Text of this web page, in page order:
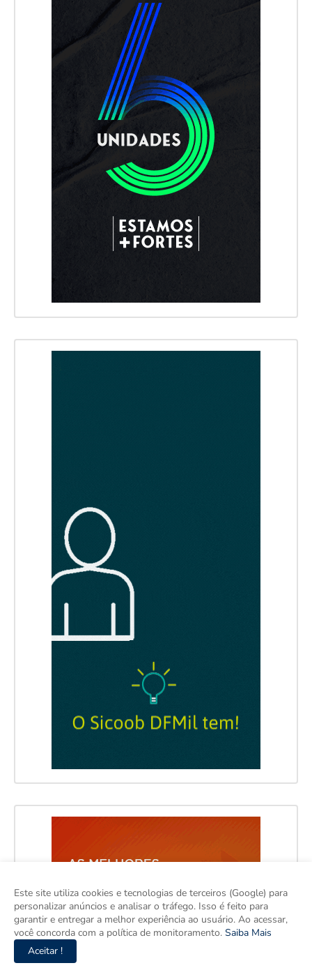
Este site utiliza cookies e tecnologias de terceiros (Google) para
personalizar anúncios e analisar o tráfego. Isso é feito para
garantir e entregar a melhor experiência ao usuário. Ao acessar,
você concorda com a política de monitoramento. Saiba Mais
Aceitar !